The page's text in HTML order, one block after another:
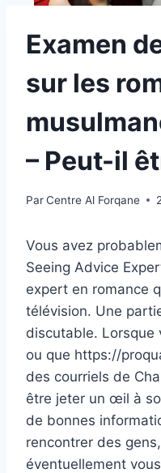
Examen
sur les
– Peut-il
ParCentre Al Forqane
Vous avez
Seeing Advice
expert en romance
télévision. Une
discutable. Lorsque
ou que https://
des courriels de
être jeter un œil à
de bonnes
rencontrer des
éventuellement